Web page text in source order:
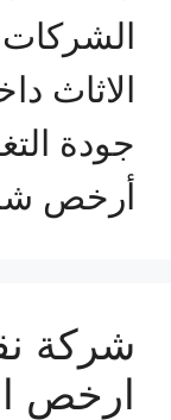
الاثاث
جودة
أرخص
شركة
ارخص